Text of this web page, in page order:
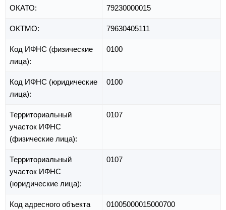
ОКАТО: 79230000015
ОКТМО: 79630405111
Код ИФНС (физические
лица):
0100
Код ИФНС (юридические
лица):
0100
Территориальный
участок ИФНС
(физические лица):
0107
Территориальный
участок ИФНС
(юридические лица):
0107
Код адресного объекта
01005000015000700